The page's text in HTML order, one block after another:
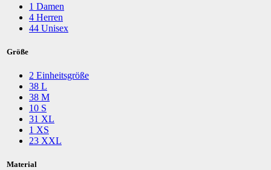
1 Damen
4 Herren
44 Unisex
Größe
2 Einheitsgröße
38 L
38 M
10 S
31 XL
1 XS
23 XXL
Material